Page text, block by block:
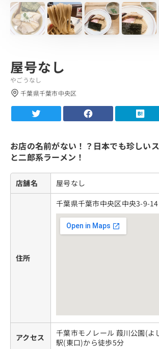
屋号なし
やごうなし
千葉県千葉市中央区
お店の名前がない！？日本でも珍しい
と二郎系ラーメン！
店舗名 屋号なし
住所
千葉県千葉市中央区中央3-9-14
アクセス
千葉市モノレール 葭川公園(よ
駅(東口)から徒歩5分